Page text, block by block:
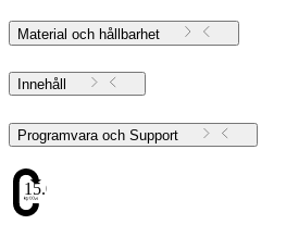
Material och hållbarhet
Innehåll
Programvara och Support
15.05